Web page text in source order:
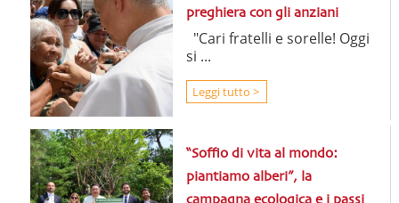
preghiera con gli anziani
"Cari fratelli e sorelle! Oggi
si ...
Leggi tutto >
“Soffio di vita al mondo:
piantiamo alberi”, la